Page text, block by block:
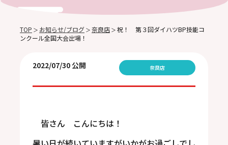
TOP ＞ お知らせ/ブログ ＞ 奈良店 ＞ 祝！ 第３回ダイハツBP技能コ
ンクール全国大会出場！
2022/07/30 公開 奈良店
皆さん こんにちは！